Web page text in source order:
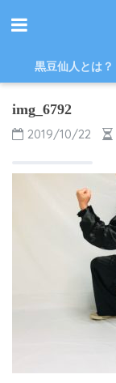
黒豆仙人とは？
img_6792
2019/10/22